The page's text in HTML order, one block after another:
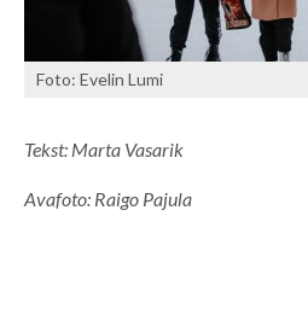
Foto: Evelin Lumi
Tekst: Marta Vasarik
Avafoto: Raigo Pajula